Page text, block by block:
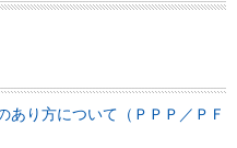
あり方について（ＰＰＰ／ＰＦ